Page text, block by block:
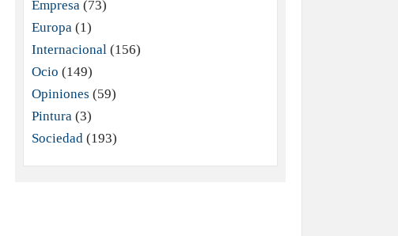
Empresa (73)
Europa (1)
Internacional (156)
Ocio (149)
Opiniones (59)
Pintura (3)
Sociedad (193)